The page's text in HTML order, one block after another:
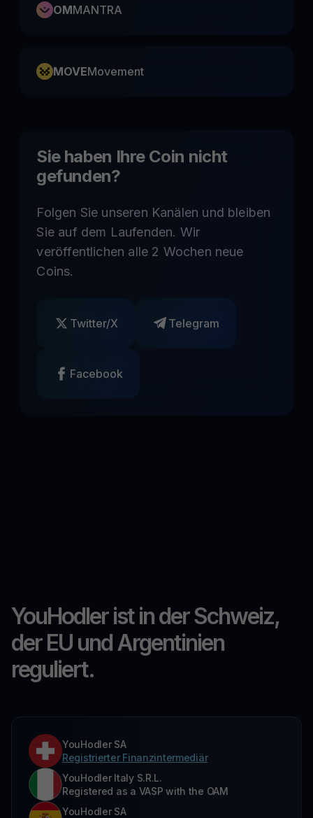
OMMANTRA
MOVEMovement
Sie haben Ihre Coin nicht
gefunden?
Folgen Sie unseren Kanälen und bleiben
Sie auf dem Laufenden. Wir
veröffentlichen alle 2 Wochen neue
Coins.
Twitter/X Telegram
Facebook
YouHodler ist in der Schweiz,
der EU und Argentinien
reguliert.
YouHodler SA
Registrierter Finanzintermediär
YouHodler Italy S.R.L.
Registered as a VASP with the OAM
YouHodler SA